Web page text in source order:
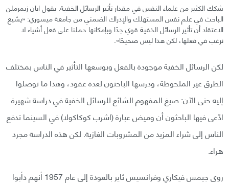
شكك الكثير من علماء النفس في مقدار تأثير الرسائل الخفية. يقول ايان زيمرملن
الباحث في علم نفس المستهلك والإدراك الضمني من جامعة ميسوري: «يشيع
الاعتقاد أن تأثير الرسائل الخفية قوي جدًا وبإمكانها حملنا على فعل أشياء لا
نرغب في فعلها، لكن هذا ليس صحيحًا».
لكن الرسائل الخفية موجودة بالفعل وبوسعها التأثير في الناس بمختلف
الطرق غير الملحوظة، ودرسها الباحثون لعدة عقود، وهذا ما توصلوا
إليه حتى الآن: صيغ المفهوم الشائع للرسائل الخفية في دراسة شهيرة
ادّعى فيها الباحثون أن وميض عبارة (اشرب كوكاكولا) في السينما تدفع
الناس إلى شراء المزيد من المشروبات الغازية. لكن هذه الدراسة مجرد
هراء.
روى جيمس فيكاري وفرانسيس ثاير بالعودة إلى عام 1957 أنهم دأبوا